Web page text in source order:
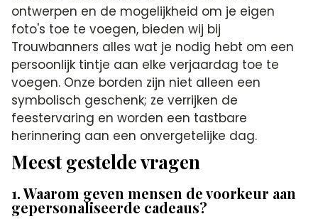
ontwerpen en de mogelijkheid om je eigen
foto's toe te voegen, bieden wij bij
Trouwbanners alles wat je nodig hebt om een
persoonlijk tintje aan elke verjaardag toe te
voegen. Onze borden zijn niet alleen een
symbolisch geschenk; ze verrijken de
feestervaring en worden een tastbare
herinnering aan een onvergetelijke dag.
Meest gestelde vragen
1. Waarom geven mensen de voorkeur aan
gepersonaliseerde cadeaus?